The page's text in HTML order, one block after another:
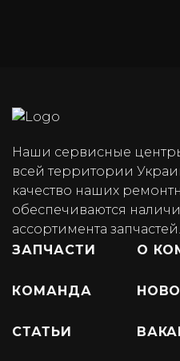
Наши сервисные
всей территории
качество наших
обеспечиваются
ассортимента запчастей.
ЗАПЧАСТИ
О
КОМАНДА
СТАТЬИ